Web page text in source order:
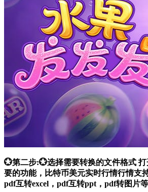
💮第二步:💮选择需要转换的文件格式
要的功能，比特币美元实时行情行情支
pdf互转excel，pdf互转ppt，pdf转图片等